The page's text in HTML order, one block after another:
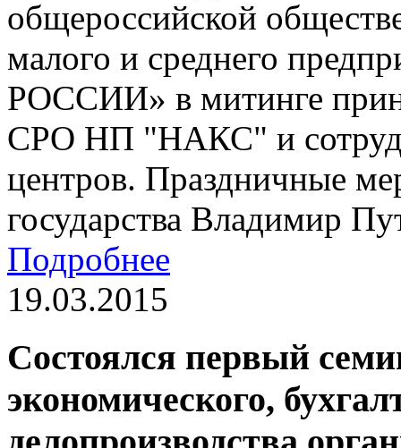
общероссийской
малого и среднего
РОССИИ» в митинге
СРО НП "НАКС" и
центров. Праздничные
государства Владимир
Подробнее
19.03.2015
Состоялся первый
экономического,